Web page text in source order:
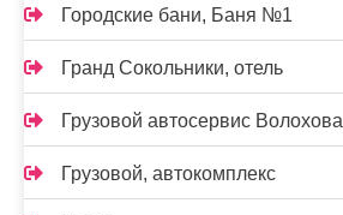
Городские бани, Баня №1
Гранд Сокольники, отель
Грузовой автосервис Волохова
Грузовой, автокомплекс